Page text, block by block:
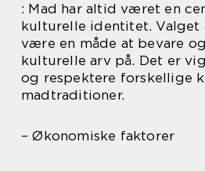
: Mad har altid været en
kulturelle identitet. Valget
være en måde at bevare
kulturelle arv på. Det er
og respektere forskellige
madtraditioner.
– Økonomiske faktorer